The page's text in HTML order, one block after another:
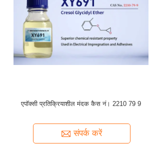
एपॉक्सी प्रतिक्रियाशील मंदक कैस नं। 2210 79 9
संपर्क करें